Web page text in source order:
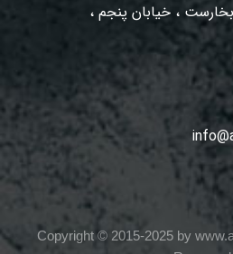
، خیابان پنجم ،
Copyright © 2015-2025 by